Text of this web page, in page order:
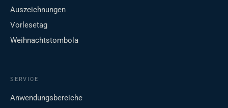
Auszeichnungen
Vorlesetag
Weihnachtstombola
SERVICE
Anwendungsbereiche